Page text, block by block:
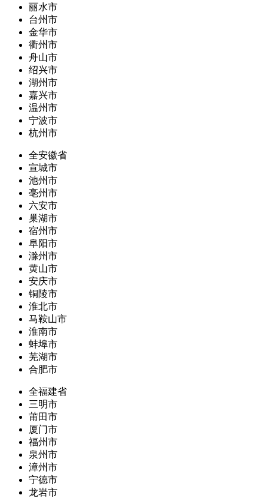
丽水市
台州市
金华市
衢州市
舟山市
绍兴市
湖州市
嘉兴市
温州市
宁波市
杭州市
全安徽省
宣城市
池州市
亳州市
六安市
巢湖市
宿州市
阜阳市
滁州市
黄山市
安庆市
铜陵市
淮北市
马鞍山市
淮南市
蚌埠市
芜湖市
合肥市
全福建省
三明市
莆田市
厦门市
福州市
泉州市
漳州市
宁德市
龙岩市